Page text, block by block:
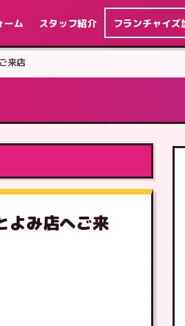
ーム スタッフ紹介 フランチャイズ
来店
み店へご来